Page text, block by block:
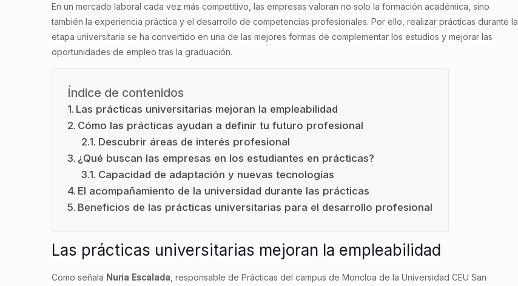
En un mercado laboral cada vez más competitivo, las empresas valoran no solo la formación académica, sino
también la experiencia práctica y el desarrollo de competencias profesionales. Por ello, realizar prácticas durante la
etapa universitaria se ha convertido en una de las mejores formas de complementar los estudios y mejorar las
oportunidades de empleo tras la graduación.
Índice de contenidos
Las prácticas universitarias mejoran la empleabilidad
Cómo las prácticas ayudan a definir tu futuro profesional
Descubrir áreas de interés profesional
¿Qué buscan las empresas en los estudiantes en prácticas?
Capacidad de adaptación y nuevas tecnologías
El acompañamiento de la universidad durante las prácticas
Beneficios de las prácticas universitarias para el desarrollo profesional
Las prácticas universitarias mejoran la empleabilidad
Como señala Nuria Escalada , responsable de Prácticas del campus de Moncloa de la Universidad CEU San